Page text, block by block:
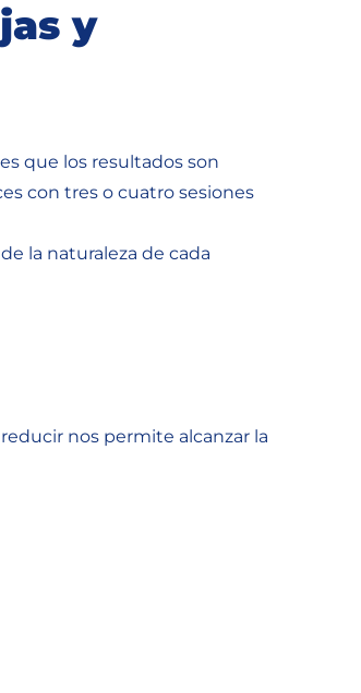
y
que los resultados son
con tres o cuatro sesiones
la naturaleza de cada
nos permite alcanzar la